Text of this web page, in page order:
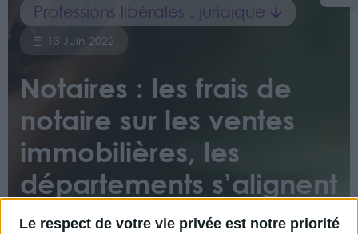
Le respect de votre vie privée est notre priorité
Professions libérales : juridique
13 Juin 2022
Notaires : les frais de
notaire sur les ventes
immobilières, les
départements s’alignent